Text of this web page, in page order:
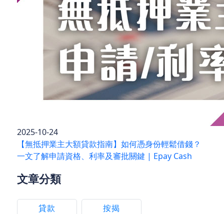
2025-10-24
【無抵押業主大額貸款指南】如何憑身份輕鬆借錢？
一文了解申請資格、利率及審批關鍵 | Epay Cash
文章分類
貸款
按揭